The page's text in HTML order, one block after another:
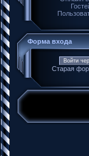
Форма входа
Войти
Старая